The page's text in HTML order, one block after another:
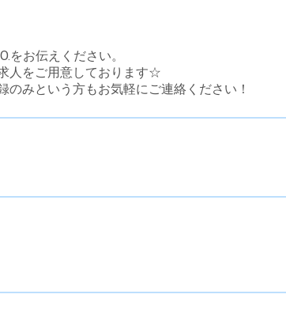
をお伝えください。
人をご用意しております☆
のみという方もお気軽にご連絡ください！